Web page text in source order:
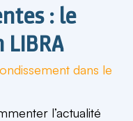
: le
dans le
l’actualité